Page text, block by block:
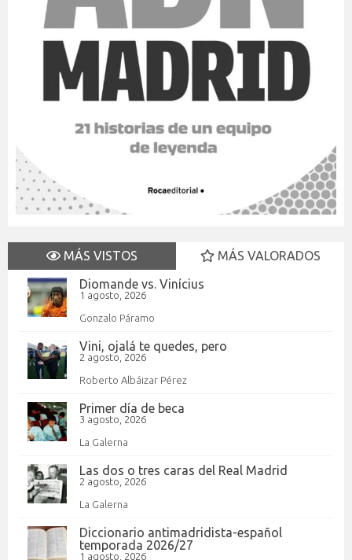
MÁS VISTOS
MÁS VALORADOS
Diomande vs. Vinícius
1 agosto, 2026
Gonzalo Páramo
Vini, ojalá te quedes, pero
2 agosto, 2026
Roberto Albáizar Pérez
Primer día de beca
3 agosto, 2026
La Galerna
Las dos o tres caras del Real Madrid
2 agosto, 2026
La Galerna
Diccionario antimadridista-español
temporada 2026/27
1 agosto, 2026